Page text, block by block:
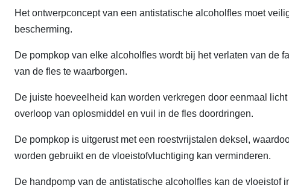
Het ontwerpconcept van een antistatische alcoholfles moet
bescherming.
De pompkop van elke alcoholfles wordt bij het verlaten van de
van de fles te waarborgen.
De juiste hoeveelheid kan worden verkregen door eenmaal
overloop van oplosmiddel en vuil in de fles doordringen.
De pompkop is uitgerust met een roestvrijstalen deksel,
worden gebruikt en de vloeistofvluchtiging kan verminderen.
De handpomp van de antistatische alcoholfles kan de